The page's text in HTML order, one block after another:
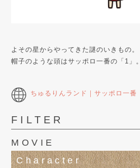
よその星からやってきた謎のいきもの。
帽子のような頭はサッポロ一番の「1」。
ちゅるりんランド｜サッポロ一番
FILTER
MOVIE
Character